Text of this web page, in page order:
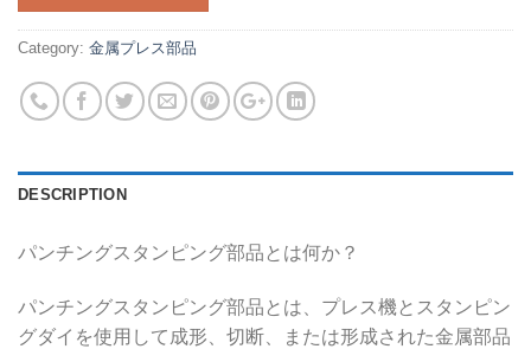
Category: 金属プレス部品
DESCRIPTION
パンチングスタンピング部品とは何か？
パンチングスタンピング部品とは、プレス機とスタンピン
グダイを使用して成形、切断、または形成された金属部品